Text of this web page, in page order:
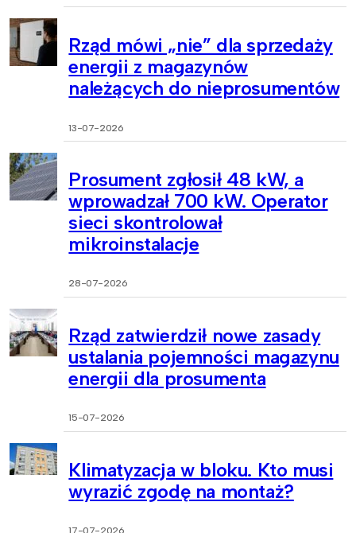
Rząd mówi „nie” dla sprzedaży
energii z magazynów
należących do nieprosumentów
13-07-2026
Prosument zgłosił 48 kW, a
wprowadzał 700 kW. Operator
sieci skontrolował
mikroinstalacje
28-07-2026
Rząd zatwierdził nowe zasady
ustalania pojemności magazynu
energii dla prosumenta
15-07-2026
Klimatyzacja w bloku. Kto musi
wyrazić zgodę na montaż?